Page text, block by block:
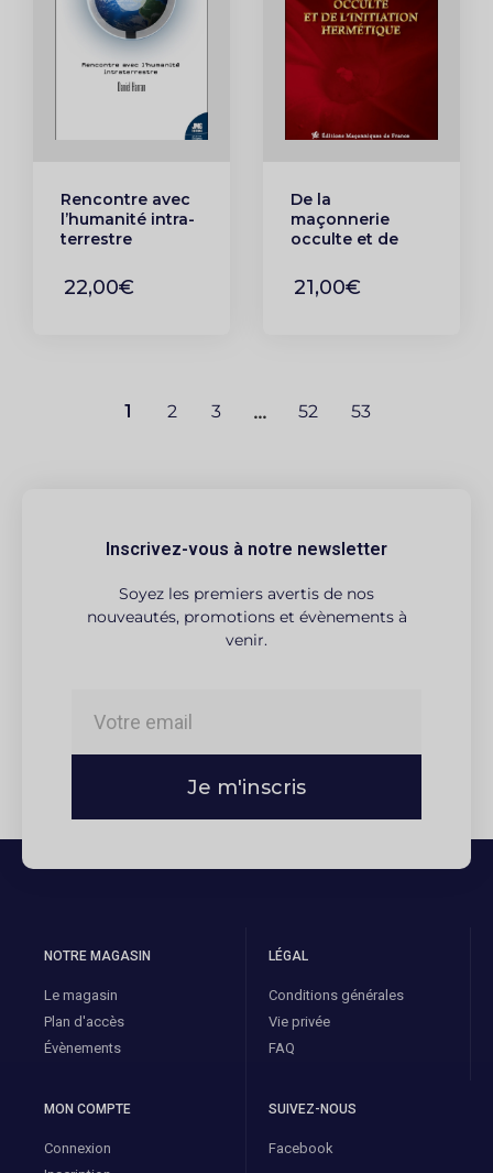
Rencontre avec
l’humanité intra-
terrestre
22,00€
De la
maçonnerie
occulte et de
hermétique
21,00€
1 2 3 … 52 53
Inscrivez-vous à notre newsletter
Soyez les premiers avertis de nos
nouveautés, promotions et évènements à
venir.
Je m'inscris
NOTRE MAGASIN
Le magasin
Plan d'accès
Évènements
LÉGAL
Conditions générales
Vie privée
FAQ
MON COMPTE
Connexion
SUIVEZ-NOUS
Facebook